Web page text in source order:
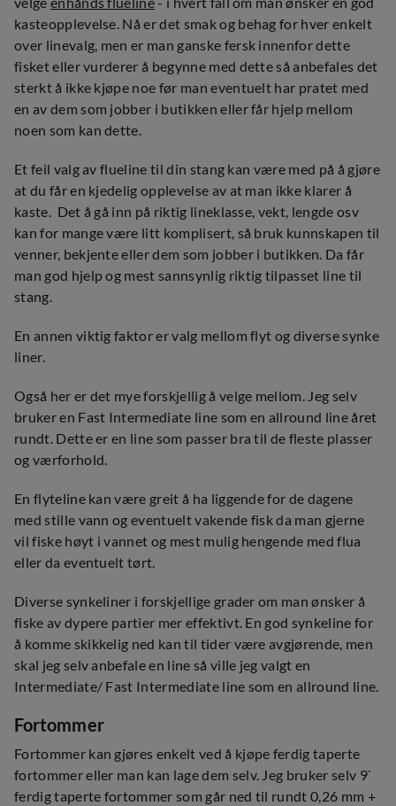
kasteopplevelse. Nå er det smak og behag for hver enkelt
over linevalg, men er man ganske fersk innenfor dette
fisket eller vurderer å begynne med dette så anbefales det
sterkt å ikke kjøpe noe før man eventuelt har pratet med
en av dem som jobber i butikken eller får hjelp mellom
noen som kan dette.
Et feil valg av flueline til din stang kan være med på å gjøre
at du får en kjedelig opplevelse av at man ikke klarer å
kaste. Det å gå inn på riktig lineklasse, vekt, lengde osv
kan for mange være litt komplisert, så bruk kunnskapen til
venner, bekjente eller dem som jobber i butikken. Da får
man god hjelp og mest sannsynlig riktig tilpasset line til
stang.
En annen viktig faktor er valg mellom flyt og diverse synke
liner.
Også her er det mye forskjellig å velge mellom. Jeg selv
bruker en Fast Intermediate line som en allround line året
rundt. Dette er en line som passer bra til de fleste plasser
og værforhold.
En flyteline kan være greit å ha liggende for de dagene
med stille vann og eventuelt vakende fisk da man gjerne
vil fiske høyt i vannet og mest mulig hengende med flua
eller da eventuelt tørt.
Diverse synkeliner i forskjellige grader om man ønsker å
fiske av dypere partier mer effektivt. En god synkeline for
å komme skikkelig ned kan til tider være avgjørende, men
skal jeg selv anbefale en line så ville jeg valgt en
Intermediate/ Fast Intermediate line som en allround line.
Fortommer
Fortommer kan gjøres enkelt ved å kjøpe ferdig taperte
fortommer eller man kan lage dem selv. Jeg bruker selv 9`
ferdig taperte fortommer som går ned til rundt 0,26 mm +